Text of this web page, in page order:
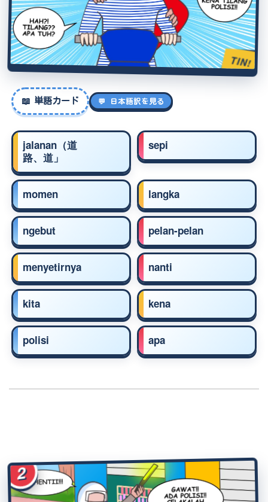
TIN!
📖 単語カード 💬 日本語訳を見る
jalanan（道
路、道」
sepi
momen langka
ngebut pelan-pelan
menyetirnya nanti
kita kena
polisi apa
2